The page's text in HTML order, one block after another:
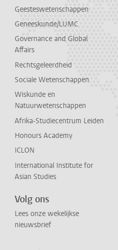
Geesteswetenschappen
Geneeskunde/LUMC
Governance and Global
Affairs
Rechtsgeleerdheid
Sociale Wetenschappen
Wiskunde en
Natuurwetenschappen
Afrika-Studiecentrum Leiden
Honours Academy
ICLON
International Institute for
Asian Studies
Volg ons
Lees onze wekelijkse
nieuwsbrief